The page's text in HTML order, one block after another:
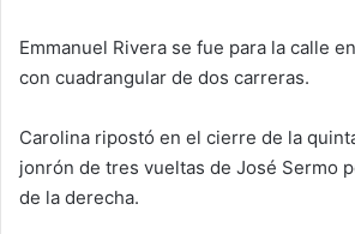
Emmanuel Rivera se fue para la calle
con cuadrangular de dos carreras.
Carolina ripostó en el cierre de la
jonrón de tres vueltas de José Sermo
de la derecha.